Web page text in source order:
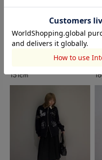
151cm